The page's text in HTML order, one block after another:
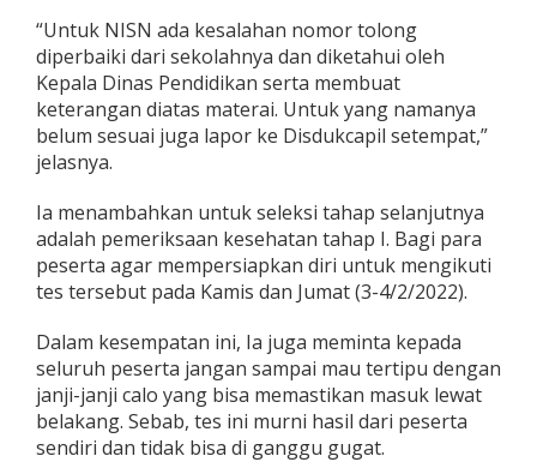
“Untuk NISN ada kesalahan nomor tolong
diperbaiki dari sekolahnya dan diketahui oleh
Kepala Dinas Pendidikan serta membuat
keterangan diatas materai. Untuk yang namanya
belum sesuai juga lapor ke Disdukcapil setempat,”
jelasnya.
Ia menambahkan untuk seleksi tahap selanjutnya
adalah pemeriksaan kesehatan tahap I. Bagi para
peserta agar mempersiapkan diri untuk mengikuti
tes tersebut pada Kamis dan Jumat (3-4/2/2022).
Dalam kesempatan ini, Ia juga meminta kepada
seluruh peserta jangan sampai mau tertipu dengan
janji-janji calo yang bisa memastikan masuk lewat
belakang. Sebab, tes ini murni hasil dari peserta
sendiri dan tidak bisa di ganggu gugat.